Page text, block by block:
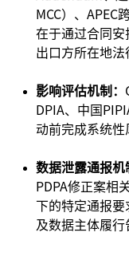
MCC）、APEC
在于通过合同
出口方所在地法
影响评估机制：
DPIA、中国
动前完成系统性
数据泄露通报机
PDPA修正案相
下的特定通报
及数据主体履行